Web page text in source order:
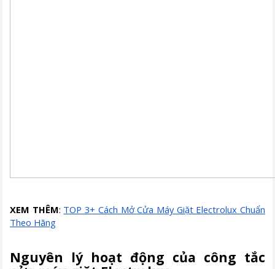
XEM THÊM: TOP 3+ Cách Mở Cửa Máy Giặt Electrolux Chuẩn
Theo Hãng
Nguyên lý hoạt động của công tắc